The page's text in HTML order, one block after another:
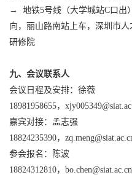
→ 地铁5号线（大学城站C口出
向，丽山路南站上车，深圳市
研修院
九、会议联系人
会议日程及安排：徐薇
18981958655，
嘉宾对接：孟志强
18824235390，
参会报名：陈波
18824312810，bo.chen@siat.ac.cn